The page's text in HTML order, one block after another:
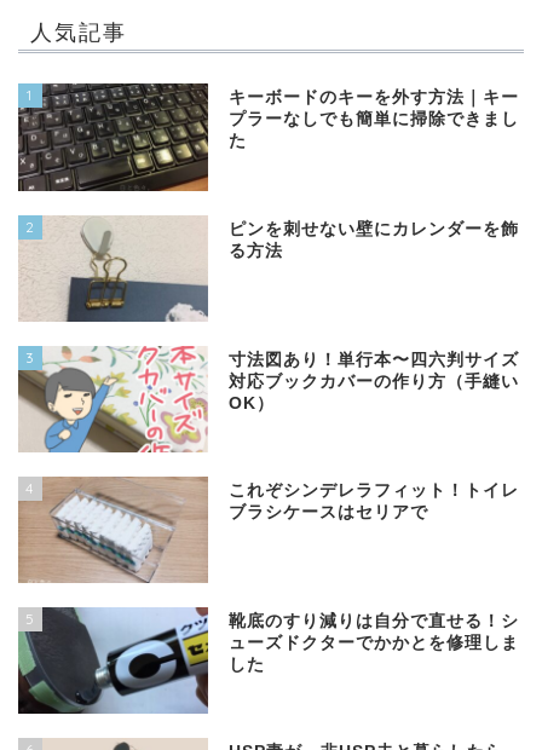
人気記事
1
キーボードのキーを外す方法｜キー
プラーなしでも簡単に掃除できまし
た
2
ピンを刺せない壁にカレンダーを飾
る方法
3
寸法図あり！単行本〜四六判サイズ
対応ブックカバーの作り方（手縫い
OK）
4
これぞシンデレラフィット！トイレ
ブラシケースはセリアで
5
靴底のすり減りは自分で直せる！シ
ューズドクターでかかとを修理しま
した